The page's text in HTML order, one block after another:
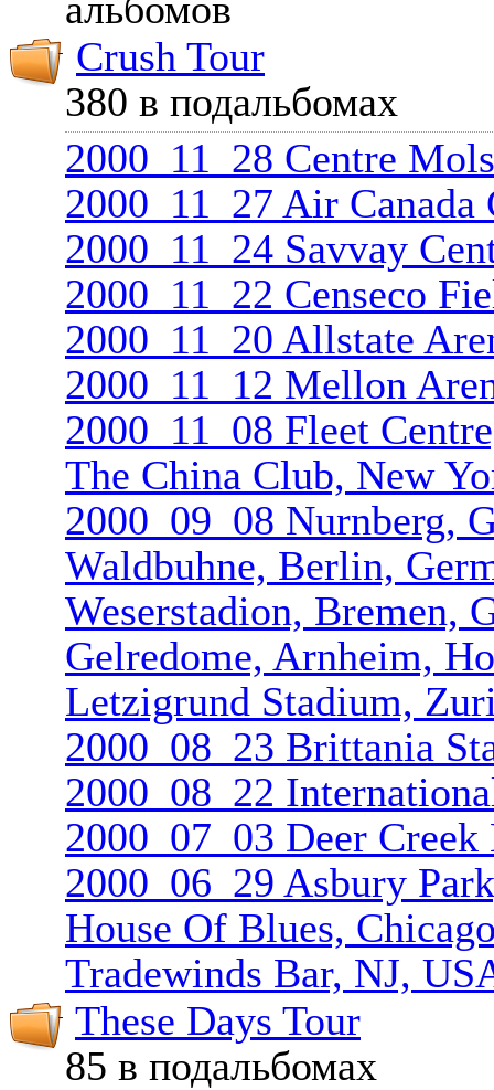
Crush Tour
380 в подальбомах
2000_11_28 Centre
2000_11_27 Air
2000_11_24 Savvay
2000_11_22 Censeco
2000_11_20 Allstate
2000_11_12 Mellon
2000_11_08 Fleet
The China Club, New
2000_09_08 Nurnberg,
Waldbuhne, Berlin,
Weserstadio­n, Bremen,
Gelredome, Arnheim,
Letzigrund Stadium,
2000_08_23 Brittania
2000_08_22
2000_07_03 Deer
2000_06_29 Asbury
House Of Blues,
Tradewinds Bar, NJ,
These Days Tour
85 в подальбомах